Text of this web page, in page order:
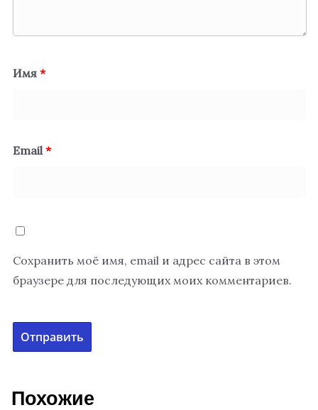
Имя *
Email*
Сохранить моё имя, email и адрес сайта в этом
браузере для последующих моих комментариев.
Похожие